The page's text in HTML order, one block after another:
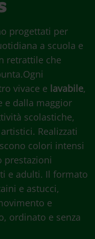
progettati per
a scuola e
retrattile che
vivace e lavabile,
e dalla maggior
scolastiche,
Realizzati
colori intensi
prestazioni
e adulti. Il formato
e astucci,
e
ordinato e senza